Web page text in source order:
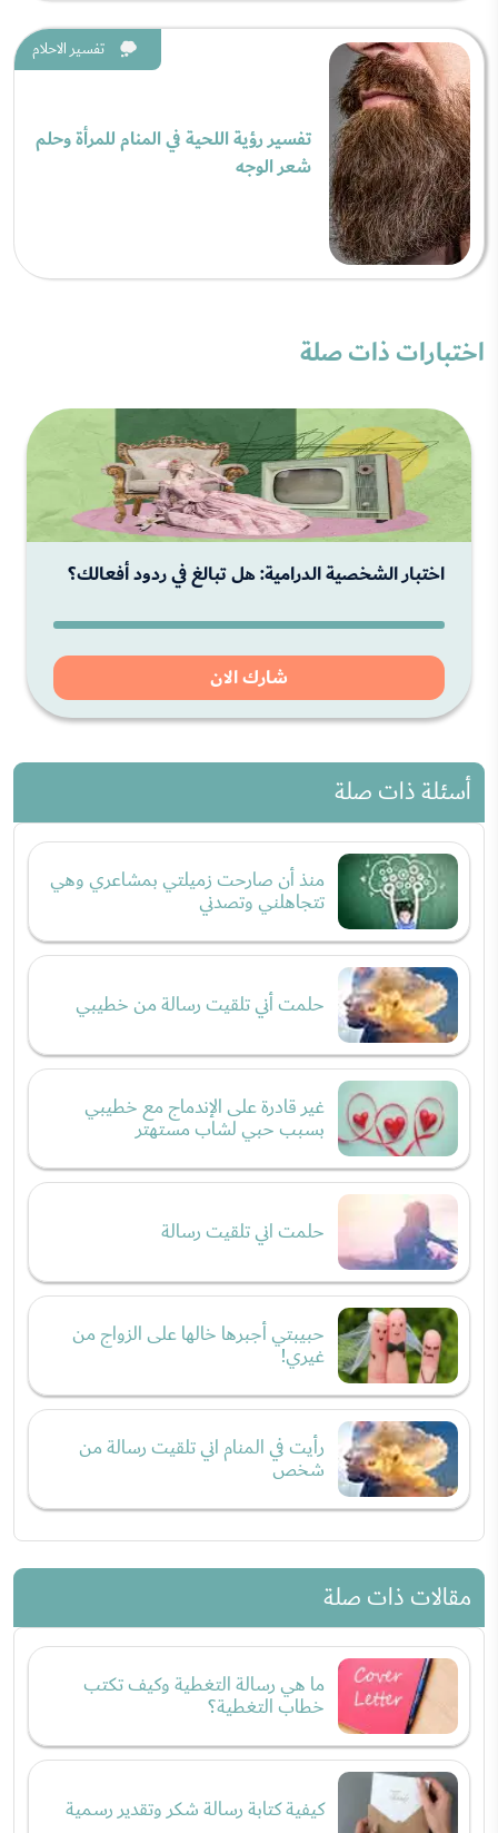
تفسير الاحلام
تفسير رؤية اللحية في المنام للمرأة وحلم
شعر الوجه
اختبارات ذات صلة
اختبار الشخصية الدرامية: هل تبالغ في ردود أفعالك؟
شارك الان
أسئلة ذات صلة
منذ أن صارحت زميلتي بمشاعري وهي
تتجاهلني وتصدني
حلمت أني تلقيت رسالة من خطيبي
غير قادرة على الإندماج مع خطيبي
بسبب حبي لشاب مستهتر
حلمت اني تلقيت رسالة
حبيبتي أجبرها خالها على الزواج من
غيري!
رأيت في المنام اني تلقيت رسالة من
شخص
مقالات ذات صلة
ما هي رسالة التغطية وكيف تكتب
خطاب التغطية؟
كيفية كتابة رسالة شكر وتقدير رسمية